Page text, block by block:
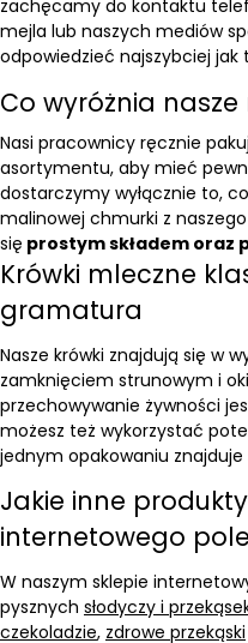
zachęcamy do kontaktu
mejla lub naszych mediów
odpowiedzieć najszybciej jak
Co wyróżnia
Nasi pracownicy ręcznie
asortymentu, aby mieć
dostarczymy wyłącznie to,
malinowej chmurki z
się prostym składem oraz
Krówki mleczne
gramatura
Nasze krówki znajdują się w
zamknięciem strunowym i
przechowywanie żywności
możesz też wykorzystać
jednym opakowaniu znajduje
Jakie inne
internetowego
W naszym sklepie
pysznych słodyczy i
czekoladzie, zdrowe przekąski